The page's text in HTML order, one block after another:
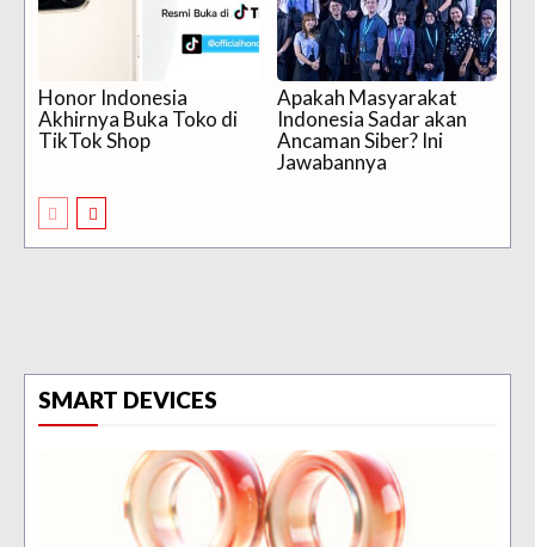
Honor Indonesia
Akhirnya Buka Toko di
TikTok Shop
Apakah Masyarakat
Indonesia Sadar akan
Ancaman Siber? Ini
Jawabannya
SMART DEVICES